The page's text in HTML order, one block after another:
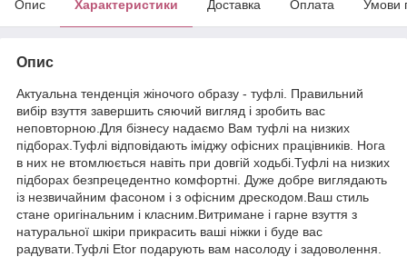
Опис Характеристики Доставка Оплата Умови
Опис
Актуальна тенденція жіночого образу - туфлі. Правильний
вибір взуття завершить сяючий вигляд і зробить вас
неповторною.Для бізнесу надаємо Вам туфлі на низких
підборах.Туфлі відповідають іміджу офісних працівників. Нога
в них не втомлюється навіть при довгій ходьбі.Туфлі на низких
підборах безпрецедентно комфортні. Дуже добре виглядають
із незвичайним фасоном і з офісним дрескодом.Ваш стиль
стане оригінальним і класним.Витримане і гарне взуття з
натуральної шкіри прикрасить ваші ніжки і буде вас
радувати.Туфлі Etor подарують вам насолоду і задоволення.